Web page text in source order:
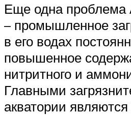
Еще одна проблема
– промышленное
в его водах
повышенное
нитритного и
Главными
акватории являются